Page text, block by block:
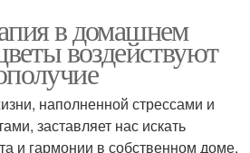
в домашнем
воздействуют
наполненной стрессами и
заставляет нас искать
и гармонии в собственном доме.